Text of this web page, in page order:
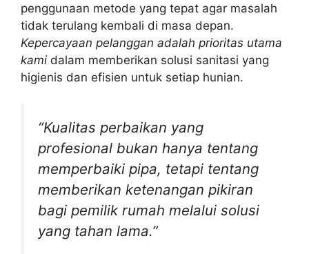
penggunaan metode yang tepat agar masalah
tidak terulang kembali di masa depan.
Kepercayaan pelanggan adalah prioritas utama
kami dalam memberikan solusi sanitasi yang
higienis dan efisien untuk setiap hunian.
“Kualitas perbaikan yang
profesional bukan hanya tentang
memperbaiki pipa, tetapi tentang
memberikan ketenangan pikiran
bagi pemilik rumah melalui solusi
yang tahan lama.”